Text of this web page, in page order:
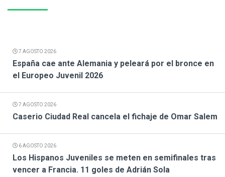
7 AGOSTO 2026
España cae ante Alemania y peleará por el bronce en
el Europeo Juvenil 2026
7 AGOSTO 2026
Caserio Ciudad Real cancela el fichaje de Omar Salem
6 AGOSTO 2026
Los Hispanos Juveniles se meten en semifinales tras
vencer a Francia. 11 goles de Adrián Sola